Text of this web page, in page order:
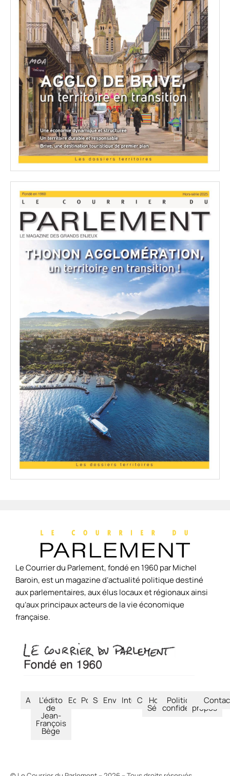
Le Courrier du Parlement, fondé en 1960 par Michel
Baroin, est un magazine d’actualité politique destiné
aux parlementaires, aux élus locaux et régionaux ainsi
qu’aux principaux acteurs de la vie économique
française.
Accueil
L'édito
de
Jean-
François
Bège
Economie
Politique
SociétéEnvironnement
International
CultureHors-
Séries
Politique de
confidentialité
À
propos